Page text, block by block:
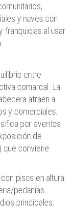
y naves con
franquicias al usar
.
entre
comarcal. La
atraen a
y comerciales.
por eventos
de
que conviene
pisos en altura
pedanías.
principales;